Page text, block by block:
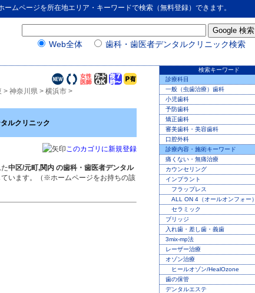
ームページを所在地エリア・キーワードで検索（無料登録）できます。
Web全体 歯科・歯医者デンタルクリニック検索
> 神奈川県 > 横浜市 >
ルクリニック
このカゴリに新規登録
中区/元町,関内 の歯科・歯医者デンタル
います。（※ホームページをお持ちの該
検索キーワード
診療科目
一般（虫歯治療）歯科
小児歯科
予防歯科
矯正歯科
審美歯科・美容歯科
口腔外科
診療内容・施術キーワード
痛くない・無痛治療
カウンセリング
インプラント
フラップレス
ALL ON 4（オールオンフォー）
セラミック
ブリッジ
入れ歯・差し歯・義歯
3mix-mp法
レーザー治療
オゾン治療
ヒールオゾン/HealOzone
歯の保管
デンタルエステ